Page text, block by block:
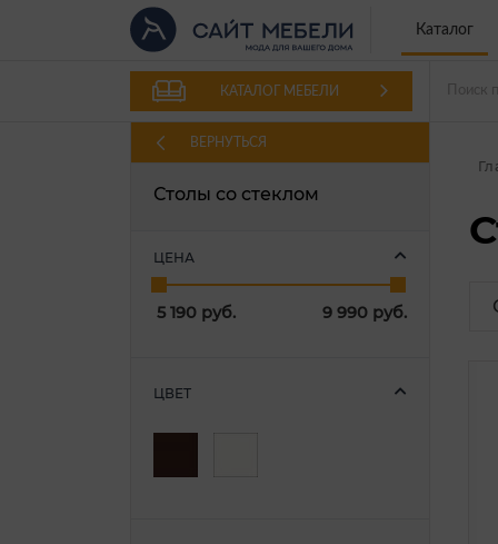
Каталог
КАТАЛОГ МЕБЕЛИ
ВЕРНУТЬСЯ
Столы со стеклом
ЦЕНА
5 190 руб. 9 990 руб.
ЦВЕТ